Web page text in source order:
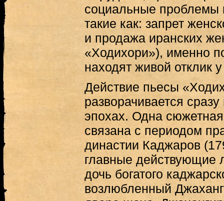
социальные проблемы
такие как: запрет
и продажа иранских
«Ходихори»), именно
находят живой отклик
Действие пьесы
разворачивается
эпохах. Одна
связана с периодом
династии Каджаров
главные действующие
дочь богатого
возлюбленный